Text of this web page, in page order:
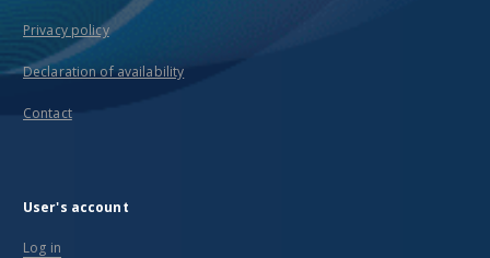
Privacy policy
Declaration of availability
Contact
User's account
Log in